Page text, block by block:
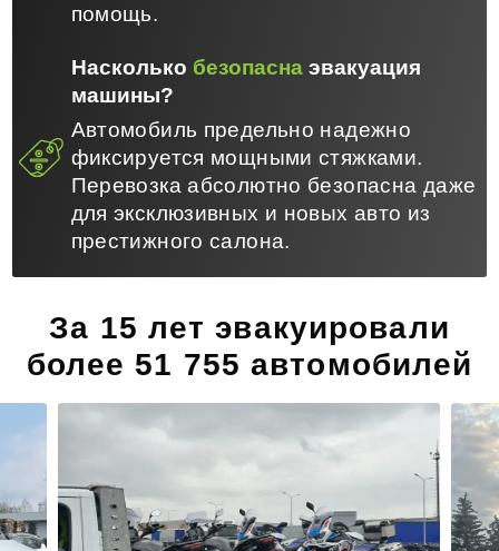
помощь.
Насколько безопаснаэвакуация
машины?
Автомобиль предельно надежно
фиксируется мощными стяжками.
Перевозка абсолютно безопасна даже
для эксклюзивных и новых авто из
престижного салона.
За 15 лет эвакуировали
более 51 755 автомобилей